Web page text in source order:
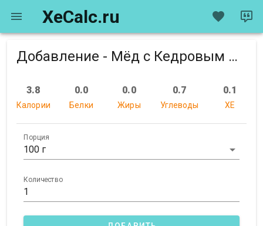
XeCalc.ru
Добавление - Мёд с Кедровым Орехом 100 г
3.8
Калории
0.0
Белки
0.0
Жиры
0.7
Углеводы
0.1
XE
Порция
100 г
Количество